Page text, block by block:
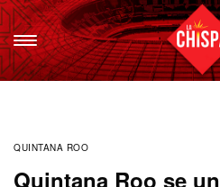
QUINTANA ROO
Quintana Roo se